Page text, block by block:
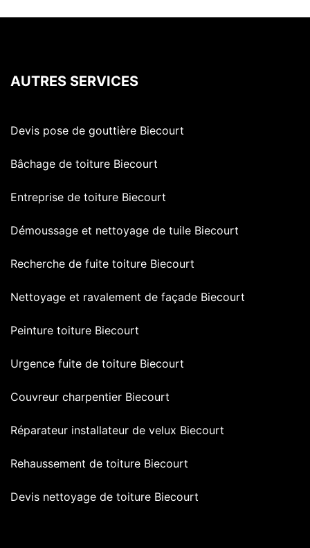
AUTRES SERVICES
Devis pose de gouttière Biecourt
Bâchage de toiture Biecourt
Entreprise de toiture Biecourt
Démoussage et nettoyage de tuile Biecourt
Recherche de fuite toiture Biecourt
Nettoyage et ravalement de façade Biecourt
Peinture toiture Biecourt
Urgence fuite de toiture Biecourt
Couvreur charpentier Biecourt
Réparateur installateur de velux Biecourt
Rehaussement de toiture Biecourt
Devis nettoyage de toiture Biecourt